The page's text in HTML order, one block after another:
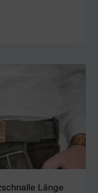
Länge